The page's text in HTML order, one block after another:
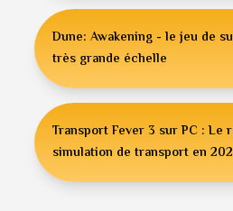
Dune: Awakening - le jeu de
très grande échelle
Transport Fever 3 sur PC : Le
simulation de transport en